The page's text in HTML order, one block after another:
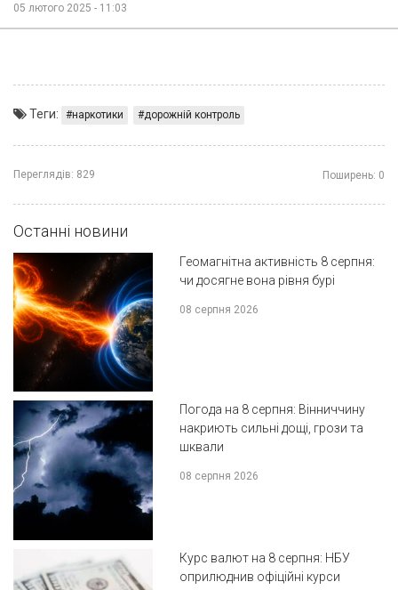
05 лютого 2025 - 11:03
Теги: наркотики дорожній контроль
Переглядів: 829 Поширень: 0
Останні новини
Геомагнітна активність 8 серпня:
чи досягне вона рівня бурі
08 серпня 2026
Погода на 8 серпня: Вінниччину
накриють сильні дощі, грози та
шквали
08 серпня 2026
Курс валют на 8 серпня: НБУ
оприлюднив офіційні курси